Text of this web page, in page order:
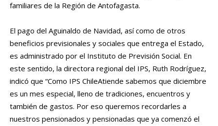
familiares de la Región de Antofagasta.
El pago del Aguinaldo de Navidad, así como de otros
beneficios previsionales y sociales que entrega el Estado,
es administrado por el Instituto de Previsión Social. En
este sentido, la directora regional del IPS, Ruth Rodríguez,
indicó que “Como IPS ChileAtiende sabemos que diciembre
es un mes especial, lleno de tradiciones, encuentros y
también de gastos. Por eso queremos recordarles a
nuestros pensionados y pensionadas que ya comenzó el